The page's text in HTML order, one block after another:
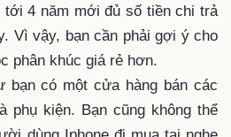
tới 4 năm mới đủ số tiền chi trả
Vì vậy, bạn cần phải gợi ý cho
phân khúc giá rẻ hơn.
bạn có một cửa hàng bán các
phụ kiện. Bạn cũng không thể